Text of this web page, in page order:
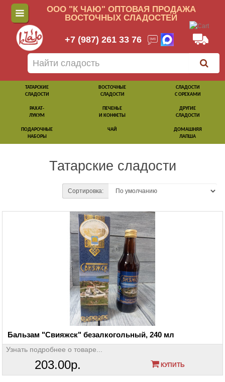
ООО "К ЧАЮ" ОПТОВАЯ ПРОДАЖА
ВОСТОЧНЫХ СЛАДОСТЕЙ
+7 (987) 261 33 76
ТАТАРСКИЕ
СЛАДОСТИ
ВОСТОЧНЫЕ
СЛАДОСТИ
СЛАДОСТИ
С ОРЕХАМИ
РАХАТ-
ЛУКУМ
ПЕЧЕНЬЕ
И КОНФЕТЫ
ДРУГИЕ
СЛАДОСТИ
ПОДАРОЧНЫЕ
НАБОРЫ
ЧАЙ
ДОМАШНЯЯ
ЛАПША
Татарские сладости
Сортировка:
Бальзам "Свияжск" безалкогольный, 240 мл
Узнать подробнее о товаре...
203.00р. КУПИТЬ